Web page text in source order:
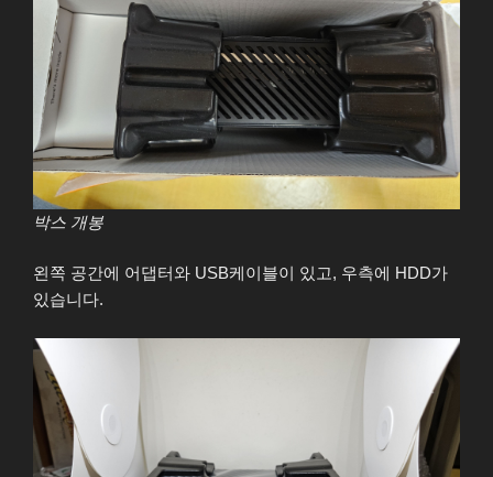
박스 개봉
왼쪽 공간에 어댑터와 USB케이블이 있고, 우측에 HDD가
있습니다.